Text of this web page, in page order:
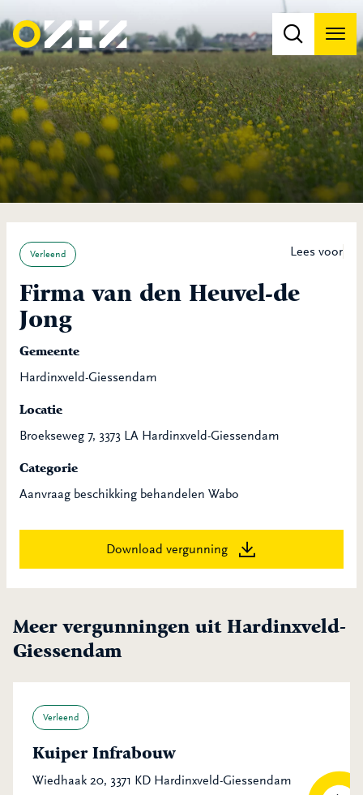
Lees voor
Verleend
Firma van den Heuvel-de
Jong
Gemeente
Hardinxveld-Giessendam
Locatie
Broekseweg 7, 3373 LA Hardinxveld-Giessendam
Categorie
Aanvraag beschikking behandelen Wabo
Download vergunning
Meer vergunningen uit Hardinxveld-
Giessendam
Verleend
Kuiper Infrabouw
Wiedhaak 20, 3371 KD Hardinxveld-Giessendam